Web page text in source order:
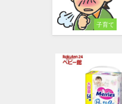
子育て